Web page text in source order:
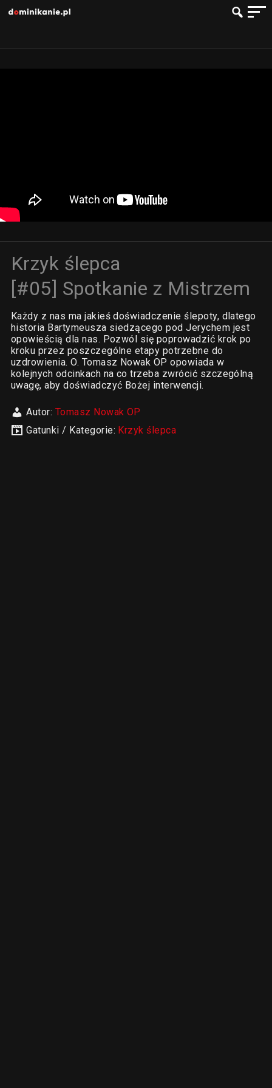
Krzyk ślepca
[#05] Spotkanie z Mistrzem
Każdy z nas ma jakieś doświadczenie ślepoty, dlatego
historia Bartymeusza siedzącego pod Jerychem jest
opowieścią dla nas. Pozwól się poprowadzić krok po
kroku przez poszczególne etapy potrzebne do
uzdrowienia. O. Tomasz Nowak OP opowiada w
kolejnych odcinkach na co trzeba zwrócić szczególną
uwagę, aby doświadczyć Bożej interwencji.
Autor: Tomasz Nowak OP
Gatunki / Kategorie: Krzyk ślepca